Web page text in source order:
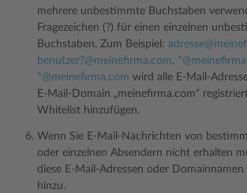
mehrere unbestimmte Buchstaben
Fragezeichen (?) für einen einzelnen
Buchstaben. Zum Beispiel: adresse@
benutzer?@meinefirma.com, *@meinefirma
*@meinefirma.com wird alle E-Mail-
E-Mail-Domain „meinefirma.com“
Whitelist hinzufügen.
Wenn Sie E-Mail-Nachrichten von
oder einzelnen Absendern nicht erhalten
diese E-Mail-Adressen oder Domainnamen
hinzu.